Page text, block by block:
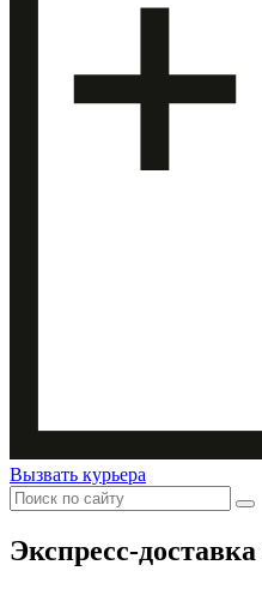
Вызвать курьера
Экспресс-доставка